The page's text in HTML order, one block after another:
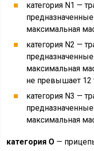
категория N1 —
максимальная
категория N2 —
максимальная
не превышает 12
категория N3 —
максимальная
категория О —